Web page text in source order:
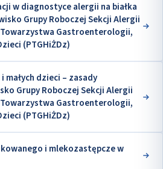
w diagnostyce alergii na białka
Grupy Roboczej Sekcji Alergii
Gastroenterologii,
(PTGHiŻDz)
dzieci – zasady
Grupy Roboczej Sekcji Alergii
Gastroenterologii,
(PTGHiŻDz)
i mlekozastępcze w